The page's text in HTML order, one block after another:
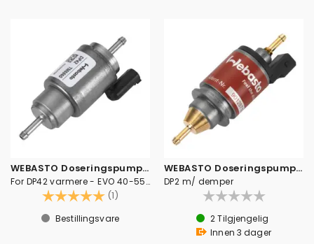
WEBASTO Doseringspumpe - 12/24V
For DP42 varmere - EVO 40-55 - 2000STC
Karakter: (1)
Bestillingsvare
WEBASTO Doseringspumpe 12V 3900/5500
DP2 m/ demper
2Tilgjengelig
Innen 3 dager